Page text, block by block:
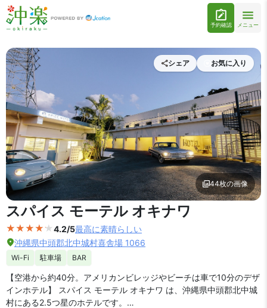
予約確認 メニュー
外観の写真を拡大表示
シェア お気に入り
44枚の画像
スパイス モーテル オキナワ
4.2/5最高に素晴らしい
沖縄県中頭郡北中城村喜舎場 1066
Wi-Fi 駐車場 BAR
【空港から約40分。アメリカンビレッジやビーチは車で10分のデザ
インホテル】 スパイス モーテル オキナワ は、沖縄県中頭郡北中城
村にある2.5つ星のホテルです。